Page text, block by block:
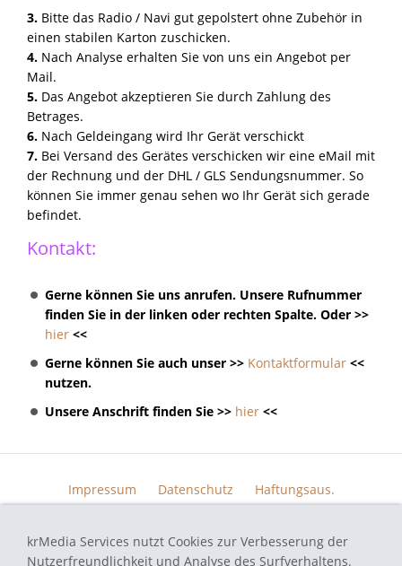
3. Bitte das Radio / Navi gut gepolstert ohne Zubehör in
einen stabilen Karton zuschicken.
4. Nach Analyse erhalten Sie von uns ein Angebot per
Mail.
5. Das Angebot akzeptieren Sie durch Zahlung des
Betrages.
6. Nach Geldeingang wird Ihr Gerät verschickt
7. Bei Versand des Gerätes verschicken wir eine eMail mit
der Rechnung und der DHL / GLS Sendungsnummer. So
können Sie immer genau sehen wo Ihr Gerät sich gerade
befindet.
Kontakt:
Gerne können Sie uns anrufen. Unsere Rufnummer
finden Sie in der linken oder rechten Spalte. Oder >>
hier <<
Gerne können Sie auch unser >> Kontaktformular <<
nutzen.
Unsere Anschrift finden Sie >> hier <<
Impressum Datenschutz
Haftungsaus.
Funktionsgarantie
krMedia Services nutzt Cookies zur Verbesserung der
Nutzerfreundlichkeit und Analyse des Surfverhaltens.